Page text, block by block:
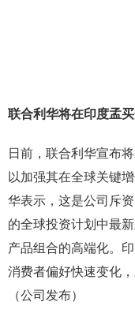
联合利华将在印度孟
日前，联合利华宣布
以加强其在全球关键
华表示，这是公司斥
的全球投资计划中最
产品组合的高端化。
消费者偏好快速变化
（公司发布）